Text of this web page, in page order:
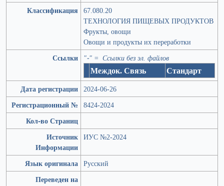
Классификация
67.080.20
ТЕХНОЛОГИЯ ПИЩЕВЫХ ПРОДУКТОВ
Фрукты, овощи
Овощи и продукты их переработки
Ссылки
"-" = Ссылки без эл. файлов
Междок. Связь Стандарт
Дата регистрации 2024-06-26
Регистрационный №
8424-2024
Кол-во Страниц
Источник
Информации
ИУС №2-2024
Язык оригинала Русский
Переведен на